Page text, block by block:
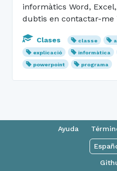
informàtics Word,
dubtis en contactar-
Clases classe
explicació
informàtica
powerpoint
programa
Ayuda